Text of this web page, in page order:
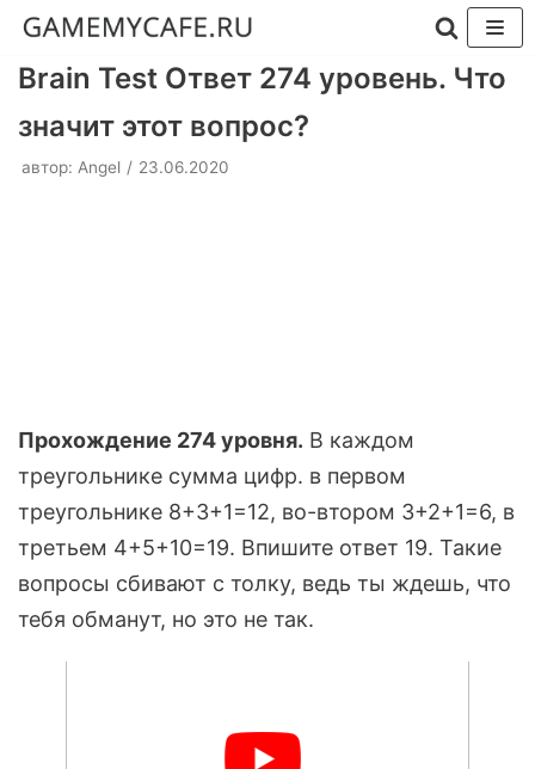
Перейти
содержимому
Brain Test Ответ 274 уровень. Что
значит этот вопрос?
автор: Angel 23.06.2020
Прохождение 274 уровня. В каждом
треугольнике сумма цифр. в первом
треугольнике 8+3+1=12, во-втором 3+2+1=6, в
третьем 4+5+10=19. Впишите ответ 19. Такие
вопросы сбивают с толку, ведь ты ждешь, что
тебя обманут, но это не так.